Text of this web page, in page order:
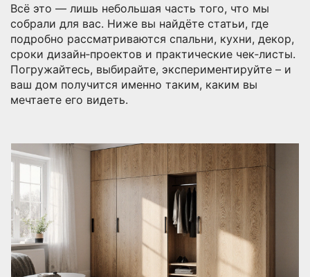
Всё это — лишь небольшая часть того, что мы
собрали для вас. Ниже вы найдёте статьи, где
подробно рассматриваются спальни, кухни, декор,
сроки дизайн‑проектов и практические чек‑листы.
Погружайтесь, выбирайте, экспериментируйте – и
ваш дом получится именно таким, каким вы
мечтаете его видеть.